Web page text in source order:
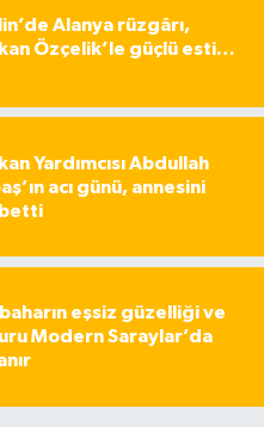
Alanya rüzgârı,
Özçelik’le güçlü esti…
Yardımcısı Abdullah
acı günü, annesini
eşsiz güzelliği ve
Modern Saraylar’da